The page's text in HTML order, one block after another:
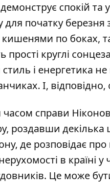
спокій
для початку березня
по боках,
круглі
і енергетика
І,
справи
роздавши декілька
, де розповідає
в країні
Це може